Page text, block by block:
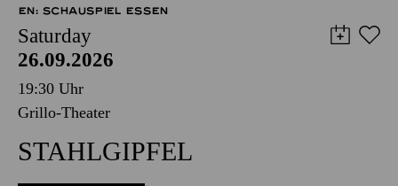
EN: SCHAUSPIEL ESSEN
Saturday
26.09.2026
19:30 Uhr
Grillo-Theater
STAHLGIPFEL